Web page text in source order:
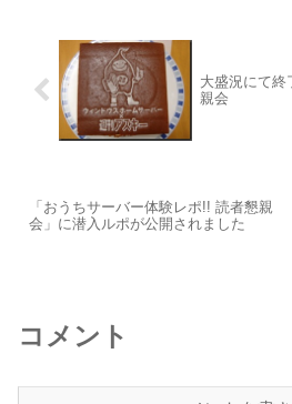
大盛況にて終
親会
「おうちサーバー体験レポ!! 読者懇親
会」に潜入ルポが公開されました
コメント